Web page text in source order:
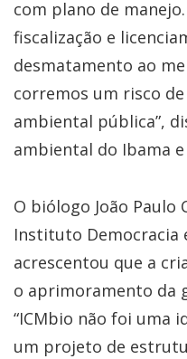
com plano de
fiscalização e
desmatamento ao
corremos um risco
ambiental pública”,
ambiental do Ibama
O biólogo João Paulo
Instituto Democracia
acrescentou que a
o aprimoramento da
“ICMbio não foi uma
um projeto de